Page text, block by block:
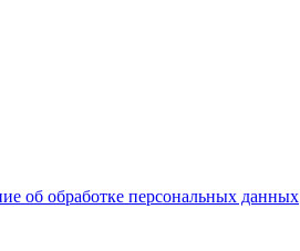
об обработке персональных данных